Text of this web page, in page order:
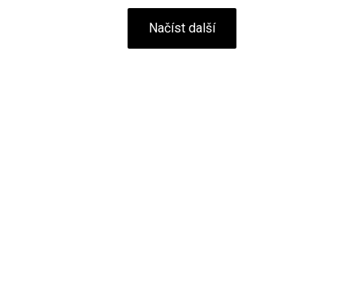
Načíst další